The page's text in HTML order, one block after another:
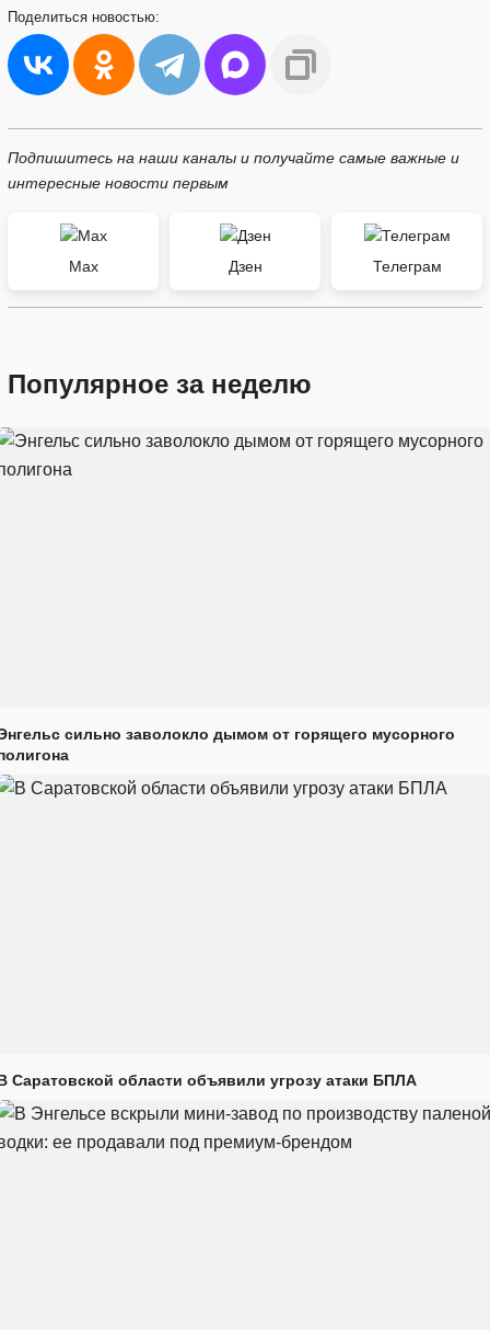
Поделиться новостью:
Подпишитесь на наши каналы и получайте самые важные и
интересные новости первым
Max Дзен Телеграм
Популярное за неделю
сильно заволокло дымом от горящего мусорного
Саратовской области объявили угрозу атаки БПЛА